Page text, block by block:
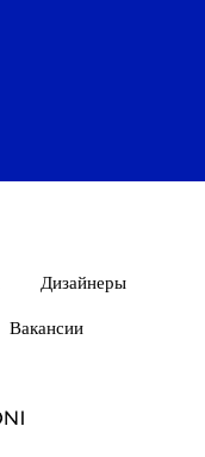
Дизайнеры
Вакансии